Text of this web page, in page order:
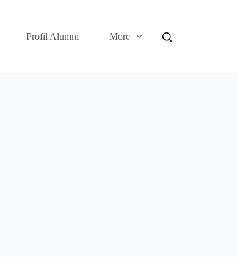
Profil Alumni More